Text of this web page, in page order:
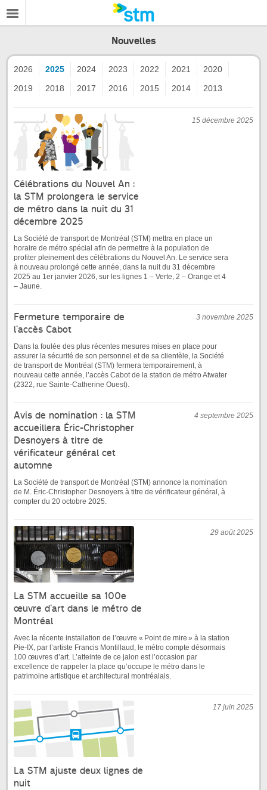
Nouvelles
2026 2025 2024 2023 2022 2021
2020
2019
2018 2017 2016 2015 2014 2013
15 décembre 2025
Célébrations du Nouvel An :
la STM prolongera le service
de métro dans la nuit du 31
décembre 2025
La Société de transport de Montréal (STM) mettra en place un
horaire de métro spécial afin de permettre à la population de
profiter pleinement des célébrations du Nouvel An. Le service sera
à nouveau prolongé cette année, dans la nuit du 31 décembre
2025 au 1er janvier 2026, sur les lignes 1 – Verte, 2 – Orange et 4
– Jaune.
3 novembre 2025
Fermeture temporaire de
l’accès Cabot
Dans la foulée des plus récentes mesures mises en place pour
assurer la sécurité de son personnel et de sa clientèle, la Société
de transport de Montréal (STM) fermera temporairement, à
nouveau cette année, l’accès Cabot de la station de métro Atwater
(2322, rue Sainte-Catherine Ouest).
4 septembre 2025
Avis de nomination : la STM
accueillera Éric-Christopher
Desnoyers à titre de
vérificateur général cet
automne
La Société de transport de Montréal (STM) annonce la nomination
de M. Éric-Christopher Desnoyers à titre de vérificateur général, à
compter du 20 octobre 2025.
29 août 2025
La STM accueille sa 100e
œuvre d’art dans le métro de
Montréal
Avec la récente installation de l’œuvre « Point de mire » à la station
Pie-IX, par l’artiste Francis Montillaud, le métro compte désormais
100 œuvres d’art. L’atteinte de ce jalon est l’occasion par
excellence de rappeler la place qu’occupe le métro dans le
patrimoine artistique et architectural montréalais.
17 juin 2025
La STM ajuste deux lignes de
nuit